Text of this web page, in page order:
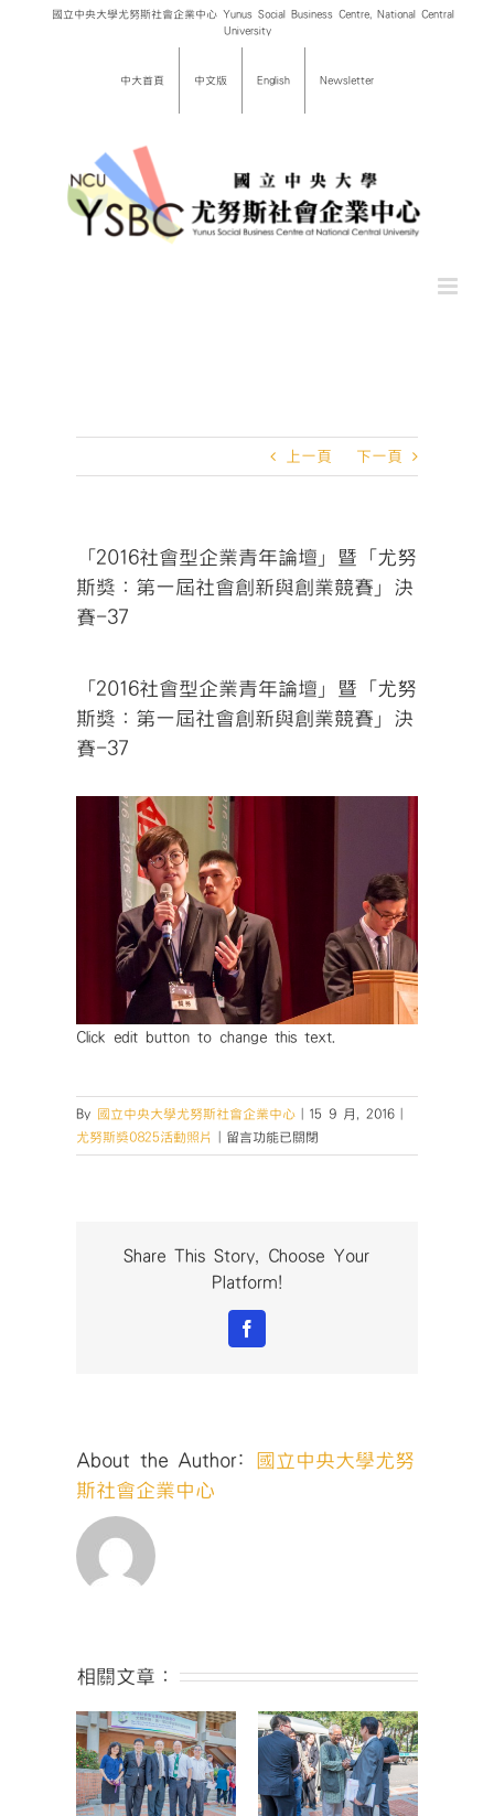
國立中央大學尤努斯社會企業中心 Yunus Social Business Centre, National Central
University
中大首頁 中文版 English Newsletter
上一頁 下一頁
「2016社會型企業青年論壇」暨「尤努
斯獎：第一屆社會創新與創業競賽」決
賽-37
「2016社會型企業青年論壇」暨「尤努
斯獎：第一屆社會創新與創業競賽」決
賽-37
Click edit button to change this text.
By 國立中央大學尤努斯社會企業中心 15 9 月, 2016
尤努斯獎0825活動照片
在
〈「2016
企
業
論
斯
業
競
賽」
決
賽-37〉
留言功能已關閉
Share This Story, Choose Your
Platform!
Facebook
About the Author:
國立中央大學尤努
斯社會企業中心
相關文章：